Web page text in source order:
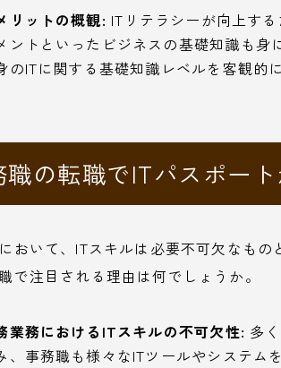
リットの概観: ITリテラシーが向上す
ントといったビジネスの基礎知識も
のITに関する基礎知識レベルを客観的
職の転職でITパスポー
おいて、ITスキルは必要不可欠なも
で注目される理由は何でしょうか。
業務におけるITスキルの不可欠性: 多
、事務職も様々なITツールやシステム